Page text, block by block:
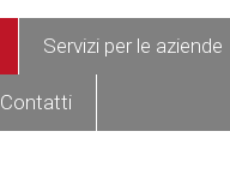
Servizi per le aziende
Contatti